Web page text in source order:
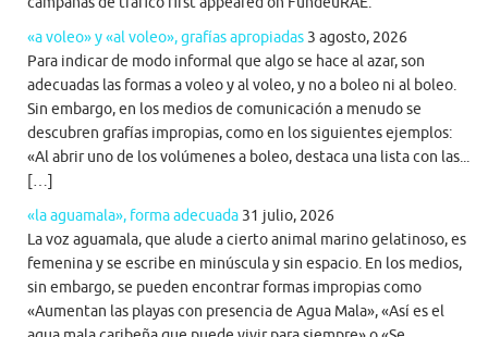
«a voleo» y «al voleo», grafías apropiadas 3 agosto, 2026
Para indicar de modo informal que algo se hace al azar, son
adecuadas las formas a voleo y al voleo, y no a boleo ni al boleo.
Sin embargo, en los medios de comunicación a menudo se
descubren grafías impropias, como en los siguientes ejemplos:
«Al abrir uno de los volúmenes a boleo, destaca una lista con las...
[…]
«la aguamala», forma adecuada 31 julio, 2026
La voz aguamala, que alude a cierto animal marino gelatinoso, es
femenina y se escribe en minúscula y sin espacio. En los medios,
sin embargo, se pueden encontrar formas impropias como
«Aumentan las playas con presencia de Agua Mala», «Así es el